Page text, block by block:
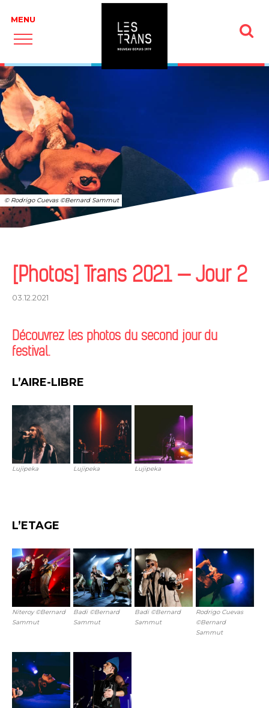
© Rodrigo Cuevas ©Bernard Sammut
[Photos] Trans 2021 — Jour 2
03.12.2021
Découvrez les photos du second jour du
festival.
L’AIRE-LIBRE
Lujipeka Lujipeka Lujipeka
L’ETAGE
Niteroy ©Bernard
Sammut
Badi ©Bernard
Sammut
Badi ©Bernard
Sammut
Rodrigo Cuevas
©Bernard
Sammut